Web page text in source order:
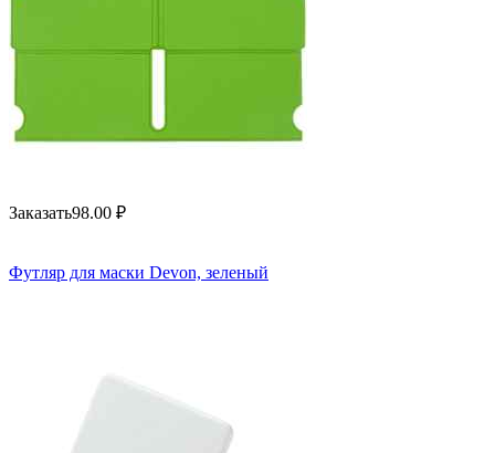
Заказать98.00 ₽
Футляр для маски Devon, зеленый